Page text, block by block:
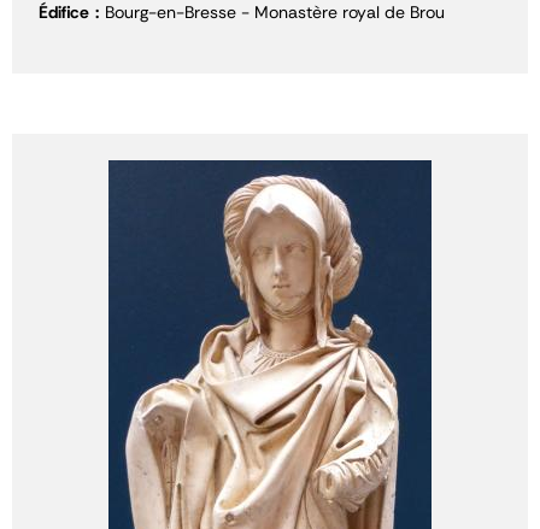
Édifice
Bourg-en-Bresse - Monastère royal de Brou